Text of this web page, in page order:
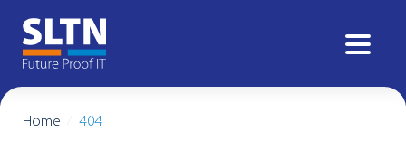
Home 404